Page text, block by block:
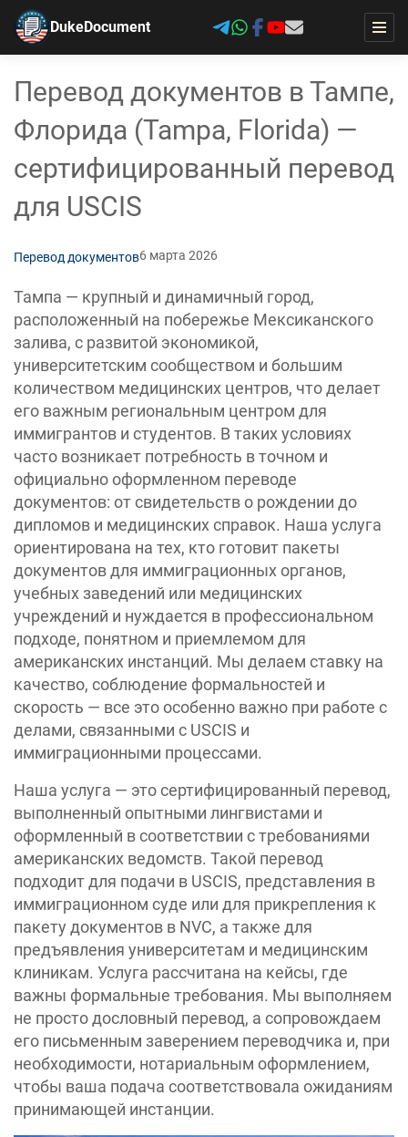
DukeDocument
Перевод документов в Тампе,
Флорида (Tampa, Florida) —
сертифицированный перевод
для USCIS
Перевод документов6 марта 2026
Тампа — крупный и динамичный город,
расположенный на побережье Мексиканского
залива, с развитой экономикой,
университетским сообществом и большим
количеством медицинских центров, что делает
его важным региональным центром для
иммигрантов и студентов. В таких условиях
часто возникает потребность в точном и
официально оформленном переводе
документов: от свидетельств о рождении до
дипломов и медицинских справок. Наша услуга
ориентирована на тех, кто готовит пакеты
документов для иммиграционных органов,
учебных заведений или медицинских
учреждений и нуждается в профессиональном
подходе, понятном и приемлемом для
американских инстанций. Мы делаем ставку на
качество, соблюдение формальностей и
скорость — все это особенно важно при работе с
делами, связанными с USCIS и
иммиграционными процессами.
Наша услуга — это сертифицированный перевод,
выполненный опытными лингвистами и
оформленный в соответствии с требованиями
американских ведомств. Такой перевод
подходит для подачи в USCIS, представления в
иммиграционном суде или для прикрепления к
пакету документов в NVC, а также для
предъявления университетам и медицинским
клиникам. Услуга рассчитана на кейсы, где
важны формальные требования. Мы выполняем
не просто дословный перевод, а сопровождаем
его письменным заверением переводчика и, при
необходимости, нотариальным оформлением,
чтобы ваша подача соответствовала ожиданиям
принимающей инстанции.